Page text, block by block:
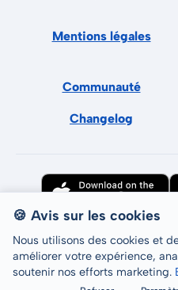
Mentions légales
Communauté
Changelog
Tous droits
🍪 Avis sur les cookies
Nous utilisons des cookies et
améliorer votre expérience,
soutenir nos efforts marketing.